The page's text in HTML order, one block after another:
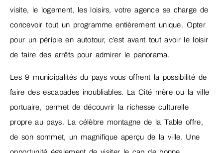
visite, le logement, les loisirs, votre agence se charge de
concevoir tout un programme entièrement unique. Opter
pour un périple en autotour, c’est avant tout avoir le loisir
de faire des arrêts pour admirer le panorama.
Les 9 municipalités du pays vous offrent la possibilité de
faire des escapades inoubliables. La Cité mère ou la ville
portuaire, permet de découvrir la richesse culturelle
propre au pays. La célèbre montagne de la Table offre,
de son sommet, un magnifique aperçu de la ville. Une